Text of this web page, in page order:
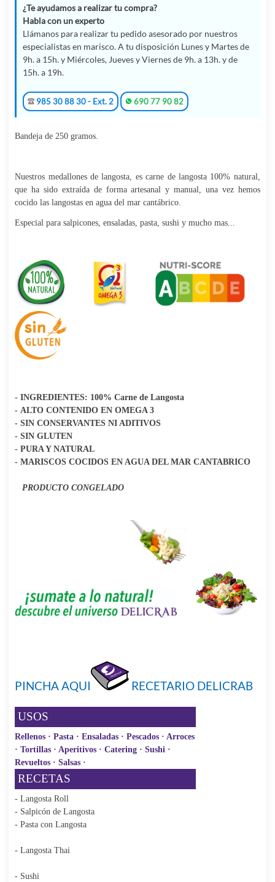
¿Te ayudamos a realizar tu compra?
Habla con un experto
Llámanos para realizar tu pedido asesorado por nuestros
especialistas en marisco. A tu disposición Lunes y Martes de
9h. a 15h. y Miércoles, Jueves y Viernes de 9h. a 13h. y de
15h. a 19h.
985 30 88 30 - Ext. 2 690 77 90 82
Bandeja de 250 gramos.
Nuestros medallones de langosta, es carne de langosta 100% natural,
que ha sido extraída de forma artesanal y manual, una vez hemos
cocido las langostas en agua del mar cantábrico.
Especial para salpicones, ensaladas, pasta, sushi y mucho mas...
- INGREDIENTES: 100% Carne de Langosta
- ALTO CONTENIDO EN OMEGA 3
- SIN CONSERVANTES NI ADITIVOS
- SIN GLUTEN
- PURA Y NATURAL
- MARISCOS COCIDOS EN AGUA DEL MAR CANTABRICO
PRODUCTO CONGELADO
PINCHA AQUI RECETARIO DELICRAB
USOS
Rellenos · Pasta · Ensaladas · Pescados · Arroces
· Tortillas · Aperitivos · Catering · Sushi ·
Revueltos · Salsas ·
RECETAS
- Langosta Roll
- Salpicón de Langosta
- Pasta con Langosta
- Langosta Thai
- Sushi